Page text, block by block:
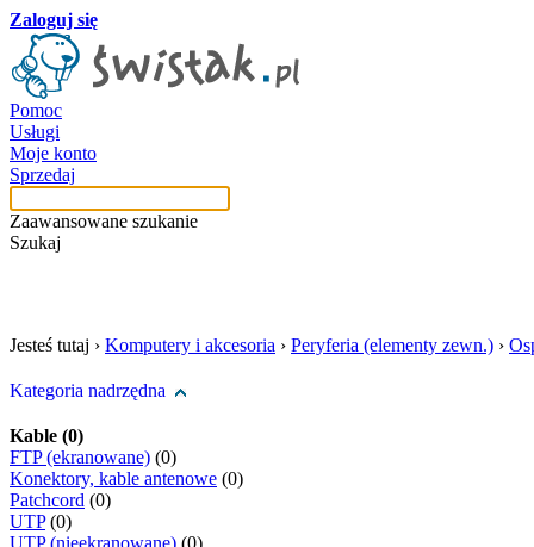
Zaloguj się
Pomoc
Usługi
Moje konto
Sprzedaj
Zaawansowane szukanie
Szukaj
Jesteś tutaj › Komputery i akcesoria › Peryferia (elementy zewn.) ›
Kategoria nadrzędna
Kable (0)
FTP (ekranowane) (0)
Konektory, kable antenowe (0)
Patchcord (0)
UTP(0)
UTP (nieekranowane) (0)